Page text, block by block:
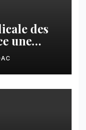
des
une
la